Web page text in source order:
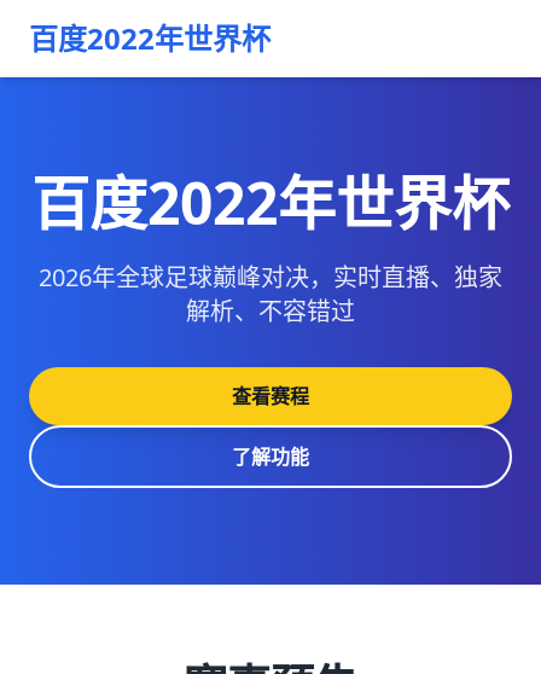
百度2022年世界杯
百度2022年世界杯
2026年全球足球巅峰对决，实时直播、独家
解析、不容错过
查看赛程
了解功能